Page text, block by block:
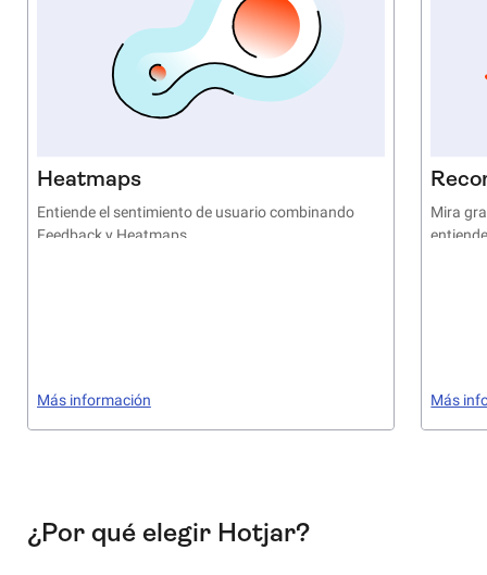
Heatmaps
Entiende el sentimiento de usuario combinando
Feedback y Heatmaps
Más información
Mira
Más
¿Por qué elegir Hotjar?